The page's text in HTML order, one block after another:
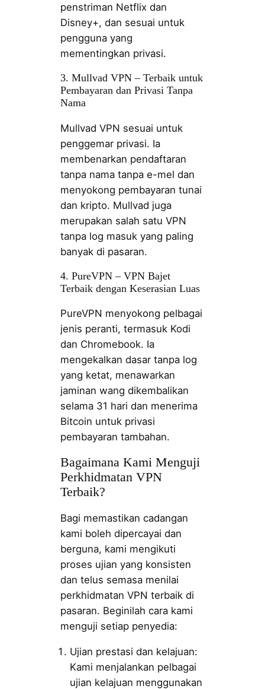
penstriman Netflix dan
Disney+, dan sesuai untuk
pengguna yang
mementingkan privasi.
3. Mullvad VPN – Terbaik untuk
Pembayaran dan Privasi Tanpa
Nama
Mullvad VPN sesuai untuk
penggemar privasi. Ia
membenarkan pendaftaran
tanpa nama tanpa e-mel dan
menyokong pembayaran tunai
dan kripto. Mullvad juga
merupakan salah satu VPN
tanpa log masuk yang paling
banyak di pasaran.
4. PureVPN – VPN Bajet
Terbaik dengan Keserasian Luas
PureVPN menyokong pelbagai
jenis peranti, termasuk Kodi
dan Chromebook. Ia
mengekalkan dasar tanpa log
yang ketat, menawarkan
jaminan wang dikembalikan
selama 31 hari dan menerima
Bitcoin untuk privasi
pembayaran tambahan.
Bagaimana Kami Menguji
Perkhidmatan VPN
Terbaik?
Bagi memastikan cadangan
kami boleh dipercayai dan
berguna, kami mengikuti
proses ujian yang konsisten
dan telus semasa menilai
perkhidmatan VPN terbaik di
pasaran. Beginilah cara kami
menguji setiap penyedia:
Ujian prestasi dan kelajuan:
Kami menjalankan pelbagai
ujian kelajuan menggunakan